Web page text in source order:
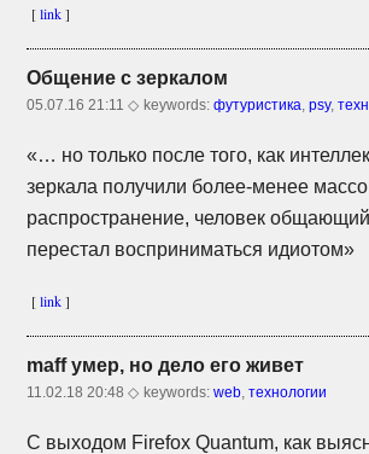
[link]
Общение с зеркалом
05.07.16 21:11 ◇ keywords:футуристика,psy,
«… но только после того, как
зеркала получили более-менее
распространение, человек
перестал восприниматься идиотом»
[link]
maff умер, но дело его живет
11.02.18 20:48 ◇ keywords:web,технологии
С выходом Firefox Quantum, как